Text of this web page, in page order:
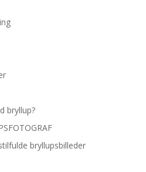
bryllup?
bryllupsbilleder